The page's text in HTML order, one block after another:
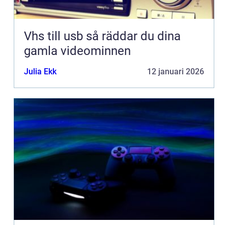
Vhs till usb så räddar du dina
gamla videominnen
Julia Ekk 12 januari 2026